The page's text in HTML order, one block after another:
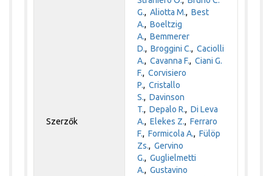
Szerzők
G.,Aliotta M.,Best
A.,Boeltzig
A.,Bemmerer
D.,Broggini C.,Caciolli
A.,Cavanna F.,Ciani G.
F.,Corvisiero
P.,Cristallo
S.,Davinson
T.,Depalo R.,Di Leva
A.,Elekes Z.,Ferraro
F.,Formicola A.,Fülöp
Zs.,Gervino
G.,Guglielmetti
A.,Gustavino